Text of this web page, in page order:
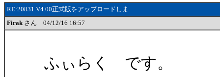
RE:20831 V4.00正式版をアップロードしま
Firak さん 04/12/16 16:57
ふぃらく です。